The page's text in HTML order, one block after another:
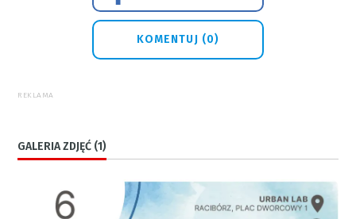
KOMENTUJ (0)
REKLAMA
GALERIA ZDJĘĆ (1)